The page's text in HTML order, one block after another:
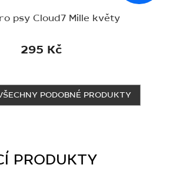
PRODUKTY
psy Cloud7 Mille květy
295 Kč
PODOBNÉ PRODUKTY